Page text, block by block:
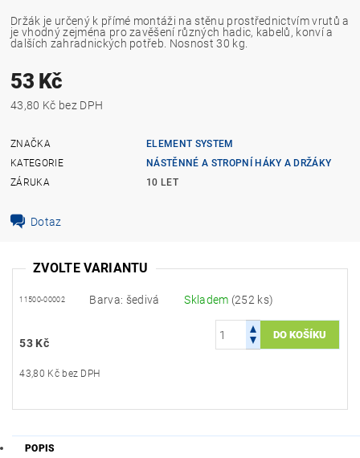
Držák je určený k přímé montáži na stěnu prostřednictvím vrutů a
je vhodný zejména pro zavěšení různých hadic, kabelů, konví a
dalších zahradnických potřeb. Nosnost 30 kg.
53 Kč
43,80 Kč bez DPH
ZNAČKA
ELEMENT SYSTEM
KATEGORIE
NÁSTĚNNÉ A STROPNÍ HÁKY A DRŽÁKY
ZÁRUKA
10 LET
Dotaz
ZVOLTE VARIANTU
11500-00002 Barva: šedivá Skladem (252 ks)
53 Kč
43,80 Kč bez DPH
POPIS